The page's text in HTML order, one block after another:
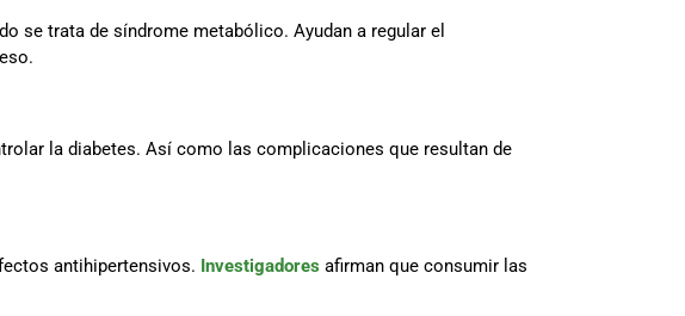
se trata de síndrome metabólico. Ayudan a regular el
la diabetes. Así como las complicaciones que resultan de
antihipertensivos. Investigadores afirman que consumir las